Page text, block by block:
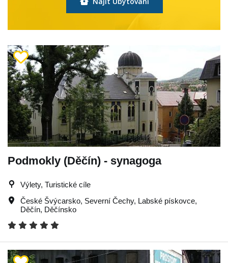
Podmokly (Děčín) - synagoga
Výlety, Turistické cíle
České Švýcarsko, Severní Čechy, Labské pískovce,
Děčín, Děčínsko